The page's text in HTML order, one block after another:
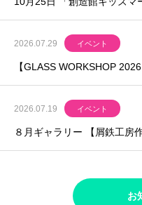
2026.07.29 イベント
【GLASS WORKSHOP
2026.07.19 イベント
８月ギャラリー 【屑鉄工房
お